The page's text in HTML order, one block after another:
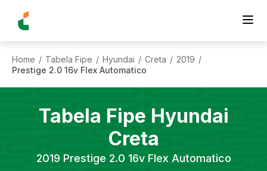
Home / Tabela Fipe / Hyundai / Creta / 2019 /
Prestige 2.0 16v Flex Automatico
Tabela Fipe Hyundai
Creta
2019 Prestige 2.0 16v Flex Automatico